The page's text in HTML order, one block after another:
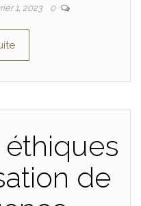
1, 2023 0
de